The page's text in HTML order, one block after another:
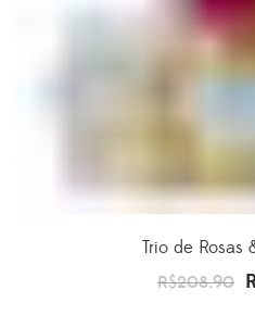
Trio de Rosas
R$208.90